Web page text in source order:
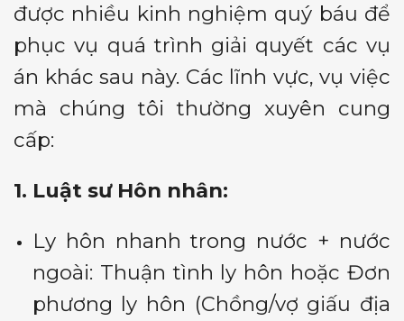
được nhiều kinh nghiệm quý báu để
phục vụ quá trình giải quyết các vụ
án khác sau này. Các lĩnh vực, vụ việc
mà chúng tôi thường xuyên cung
cấp:
1. Luật sư Hôn nhân:
Ly hôn nhanh trong nước + nước
ngoài: Thuận tình ly hôn hoặc Đơn
phương ly hôn (Chồng/vợ giấu địa